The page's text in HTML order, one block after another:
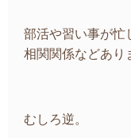
部活や習い事が忙
相関関係などあり
むしろ逆。